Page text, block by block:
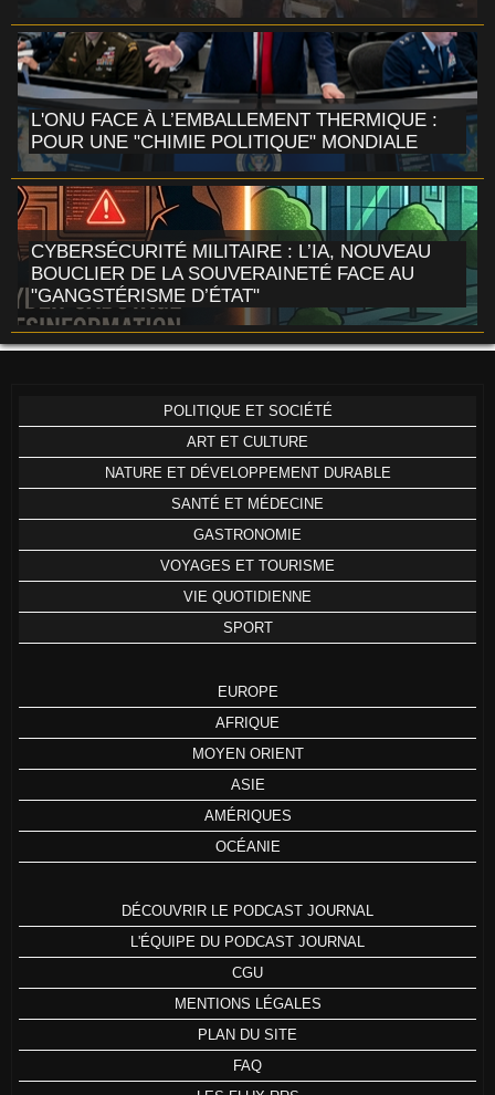
L'ONU FACE À L’EMBALLEMENT THERMIQUE :
POUR UNE "CHIMIE POLITIQUE" MONDIALE
CYBERSÉCURITÉ MILITAIRE : L’IA, NOUVEAU
BOUCLIER DE LA SOUVERAINETÉ FACE AU
"GANGSTÉRISME D’ÉTAT"
POLITIQUE ET SOCIÉTÉ
ART ET CULTURE
NATURE ET DÉVELOPPEMENT DURABLE
SANTÉ ET MÉDECINE
GASTRONOMIE
VOYAGES ET TOURISME
VIE QUOTIDIENNE
SPORT
EUROPE
AFRIQUE
MOYEN ORIENT
ASIE
AMÉRIQUES
OCÉANIE
DÉCOUVRIR LE PODCAST JOURNAL
L'ÉQUIPE DU PODCAST JOURNAL
CGU
MENTIONS LÉGALES
PLAN DU SITE
FAQ